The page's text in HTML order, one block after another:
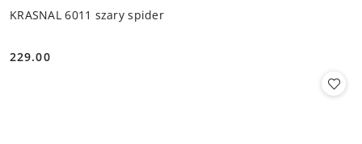
KRASNAL 6011 szary spider
Cena:
229.00